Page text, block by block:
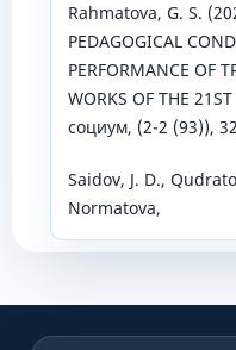
Rahmatova, G. S.
PEDAGOGICAL
PERFORMANCE OF
WORKS OF THE
социум, (2-2 (93)),
Saidov, J. D.,
Normatova,